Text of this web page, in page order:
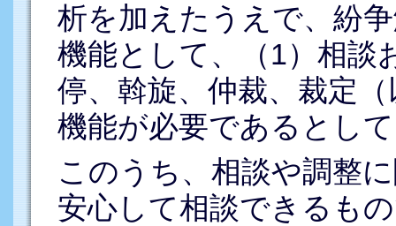
析を加えたうえで、紛
機能として、（1）相談
停、斡旋、仲裁、裁定
機能が必要であるとし
このうち、相談や調整
安心して相談できるも